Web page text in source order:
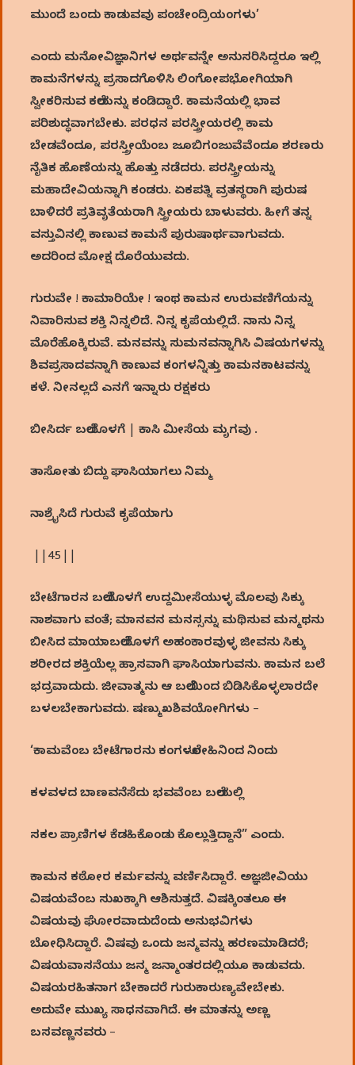
ಮುಂದೆ ಬಂದು ಕಾಡುವವು ಪಂಚೇಂದ್ರಿಯಂಗಳು’
ಎಂದು ಮನೋವಿಜ್ಞಾನಿಗಳ ಅರ್ಥವನ್ನೇ ಅನುಸರಿಸಿದ್ದರೂ ಇಲ್ಲಿ
ಕಾಮನೆಗಳನ್ನು ಪ್ರಸಾದಗೊಳಿಸಿ ಲಿಂಗೋಪಭೋಗಿಯಾಗಿ
ಸ್ವೀಕರಿಸುವ ಕಲೆಯನ್ನು ಕಂಡಿದ್ದಾರೆ. ಕಾಮನೆಯಲ್ಲಿ ಭಾವ
ಪರಿಶುದ್ಧವಾಗಬೇಕು. ಪರಧನ ಪರಸ್ತ್ರೀಯರಲ್ಲಿ ಕಾಮ
ಬೇಡವೆಂದೂ, ಪರಸ್ತ್ರೀಯೆಂಬ ಜೂಬಿಗಂಜುವೆವೆಂದೂ ಶರಣರು
ನೈತಿಕ ಹೊಣೆಯನ್ನು ಹೊತ್ತು ನಡೆದರು. ಪರಸ್ತ್ರೀಯನ್ನು
ಮಹಾದೇವಿಯನ್ನಾಗಿ ಕಂಡರು. ಏಕಪತ್ನಿ ವ್ರತಸ್ಥರಾಗಿ ಪುರುಷ
ಬಾಳಿದರೆ ಪ್ರತಿವೃತೆಯರಾಗಿ ಸ್ತ್ರೀಯರು ಬಾಳುವರು. ಹೀಗೆ ತನ್ನ
ವಸ್ತುವಿನಲ್ಲಿ ಕಾಣುವ ಕಾಮನೆ ಪುರುಷಾರ್ಥವಾಗುವದು.
ಅದರಿಂದ ಮೋಕ್ಷ ದೊರೆಯುವದು.
ಗುರುವೇ ! ಕಾಮಾರಿಯೇ ! ಇಂಥ ಕಾಮನ ಉರುವಣಿಗೆಯನ್ನು
ನಿವಾರಿಸುವ ಶಕ್ತಿ ನಿನ್ನಲಿದೆ. ನಿನ್ನ ಕೃಪೆಯಲ್ಲಿದೆ. ನಾನು ನಿನ್ನ
ಮೊರೆಹೊಕ್ಕಿರುವೆ. ಮನವನ್ನು ಸುಮನವನ್ನಾಗಿಸಿ ವಿಷಯಗಳನ್ನು
ಶಿವಪ್ರಸಾದವನ್ನಾಗಿ ಕಾಣುವ ಕಂಗಳನ್ನಿತ್ತು ಕಾಮನಕಾಟವನ್ನು
ಕಳೆ. ನೀನಲ್ಲದೆ ಎನಗೆ ಇನ್ನಾರು ರಕ್ಷಕರು
ಬೀಸಿರ್ದ ಬಲೆಯೊಳಗೆ | ಕಾಸಿ ಮೀಸೆಯ ಮೃಗವು .
ತಾಸೋತು ಬಿದ್ದು ಘಾಸಿಯಾಗಲು ನಿಮ್ಮ
ನಾಶ್ರೈಸಿದೆ ಗುರುವೆ ಕೃಪೆಯಾಗು
||45||
ಬೇಟೆಗಾರನ ಬಲೆಯೊಳಗೆ ಉದ್ದಮೀಸೆಯುಳ್ಳ ಮೊಲವು ಸಿಕ್ಕು
ನಾಶವಾಗು ವಂತೆ; ಮಾನವನ ಮನಸ್ಸನ್ನು ಮಥಿಸುವ ಮನ್ಮಥನು
ಬೀಸಿದ ಮಾಯಾಬಲೆಯೊಳಗೆ ಅಹಂಕಾರವುಳ್ಳ ಜೀವನು ಸಿಕ್ಕು
ಶರೀರದ ಶಕ್ತಿಯೆಲ್ಲ ಹ್ರಾಸವಾಗಿ ಘಾಸಿಯಾಗುವನು. ಕಾಮನ ಬಲೆ
ಭದ್ರವಾದುದು. ಜೀವಾತ್ಮನು ಆ ಬಲೆಯಿಂದ ಬಿಡಿಸಿಕೊಳ್ಳಲಾರದೇ
ಬಳಲಬೇಕಾಗುವದು. ಷಣ್ಮುಖಶಿವಯೋಗಿಗಳು –
‘ಕಾಮವೆಂಬ ಬೇಟೆಗಾರನು ಕಂಗಳಲೋಹಿನಿಂದ ನಿಂದು
ಕಳವಳದ ಬಾಣವನೆಸೆದು ಭವವೆಂಬ ಬಲೆಯಲ್ಲಿ
ಸಕಲ ಪ್ರಾಣಿಗಳ ಕೆಡಹಿಕೊಂಡು ಕೊಲ್ಲುತ್ತಿದ್ದಾನೆ” ಎಂದು.
ಕಾಮನ ಕಠೋರ ಕರ್ಮವನ್ನು ವರ್ಣಿಸಿದ್ದಾರೆ. ಅಜ್ಞಜೀವಿಯು
ವಿಷಯವೆಂಬ ಸುಖಕ್ಕಾಗಿ ಆಶಿಸುತ್ತದೆ. ವಿಷಕ್ಕಿಂತಲೂ ಈ
ವಿಷಯವು ಘೋರವಾದುದೆಂದು ಅನುಭವಿಗಳು
ಬೋಧಿಸಿದ್ದಾರೆ. ವಿಷವು ಒಂದು ಜನ್ಮವನ್ನು ಹರಣಮಾಡಿದರೆ;
ವಿಷಯವಾಸನೆಯು ಜನ್ಮ ಜನ್ಮಾಂತರದಲ್ಲಿಯೂ ಕಾಡುವದು.
ವಿಷಯರಹಿತನಾಗ ಬೇಕಾದರೆ ಗುರುಕಾರುಣ್ಯವೇಬೇಕು.
ಅದುವೇ ಮುಖ್ಯ ಸಾಧನವಾಗಿದೆ. ಈ ಮಾತನ್ನು ಅಣ್ಣ
ಬಸವಣ್ಣನವರು –